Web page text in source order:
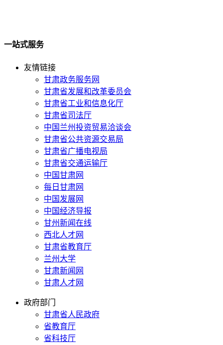
一站式服务
友情链接
甘肃政务服务网
甘肃省发展和改革委员会
甘肃省工业和信息化厅
甘肃省司法厅
中国兰州投资贸易洽谈会
甘肃省公共资源交易局
甘肃省广播电视局
甘肃省交通运输厅
中国甘肃网
每日甘肃网
中国发展网
中国经济导报
甘州新闻在线
西北人才网
甘肃省教育厅
兰州大学
甘肃新闻网
甘肃人才网
政府部门
甘肃省人民政府
省教育厅
省科技厅